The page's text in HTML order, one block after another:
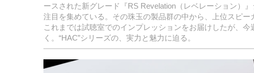
ースされた新グレード『RS Revelation（レベレーション）
注目を集めている。その珠玉の製品群の中から、上位スピー
これまでは試聴室でのインプレッションをお届けしたが、
く。“HAC”シリーズの、実力と魅力に迫る。